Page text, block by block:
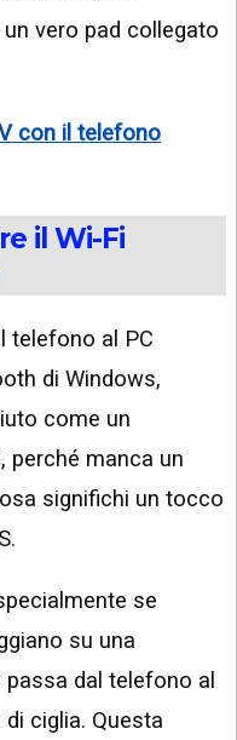
vero pad collegato
con il telefono
il Wi-Fi
telefono al PC
di Windows,
come un
perché manca un
significhi un tocco
se
su una
dal telefono al
ciglia. Questa